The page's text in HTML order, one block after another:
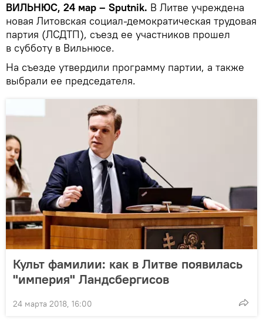
ВИЛЬНЮС, 24 мар – Sputnik. В Литве учреждена
новая Литовская социал-демократическая трудовая
партия (ЛСДТП), съезд ее участников прошел
в субботу в Вильнюсе.
На съезде утвердили программу партии, а также
выбрали ее председателя.
Культ фамилии: как в Литве появилась
"империя" Ландсбергисов
24 марта 2018, 16:00